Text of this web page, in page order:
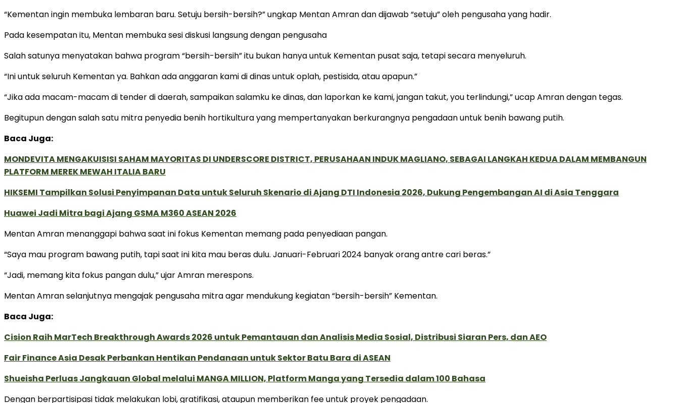
“Kementan ingin membuka lembaran baru. Setuju bersih-bersih?” ungkap Mentan Amran dan dijawab “setuju” oleh pengusaha yang hadir.
Pada kesempatan itu, Mentan membuka sesi diskusi langsung dengan pengusaha
Salah satunya menyatakan bahwa program “bersih-bersih” itu bukan hanya untuk Kementan pusat saja, tetapi secara menyeluruh.
“Ini untuk seluruh Kementan ya. Bahkan ada anggaran kami di dinas untuk oplah, pestisida, atau apapun.”
“Jika ada macam-macam di tender di daerah, sampaikan salamku ke dinas, dan laporkan ke kami, jangan takut, you terlindungi,” ucap Amran dengan tegas.
Begitupun dengan salah satu mitra penyedia benih hortikultura yang mempertanyakan berkurangnya pengadaan untuk benih bawang putih.
Baca Juga:
MONDEVITA MENGAKUISISI SAHAM MAYORITAS DI UNDERSCORE DISTRICT, PERUSAHAAN INDUK MAGLIANO, SEBAGAI LANGKAH KEDUA DALAM MEMBANGUN
PLATFORM MEREK MEWAH ITALIA BARU
HIKSEMI Tampilkan Solusi Penyimpanan Data untuk Seluruh Skenario di Ajang DTI Indonesia 2026, Dukung Pengembangan AI di Asia Tenggara
Huawei Jadi Mitra bagi Ajang GSMA M360 ASEAN 2026
Mentan Amran menanggapi bahwa saat ini fokus Kementan memang pada penyediaan pangan.
“Saya mau program bawang putih, tapi saat ini kita mau beras dulu. Januari-Februari 2024 banyak orang antre cari beras.”
“Jadi, memang kita fokus pangan dulu,” ujar Amran merespons.
Mentan Amran selanjutnya mengajak pengusaha mitra agar mendukung kegiatan “bersih-bersih” Kementan.
Baca Juga:
Cision Raih MarTech Breakthrough Awards 2026 untuk Pemantauan dan Analisis Media Sosial, Distribusi Siaran Pers, dan AEO
Fair Finance Asia Desak Perbankan Hentikan Pendanaan untuk Sektor Batu Bara di ASEAN
Shueisha Perluas Jangkauan Global melalui MANGA MILLION, Platform Manga yang Tersedia dalam 100 Bahasa
Dengan berpartisipasi tidak melakukan lobi, gratifikasi, ataupun memberikan fee untuk proyek pengadaan.